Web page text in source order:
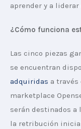
aprender y a
¿Cómo funciona
Las cinco piezas
se encuentran
adquiridas a
marketplace
serán destinados a
la retribución